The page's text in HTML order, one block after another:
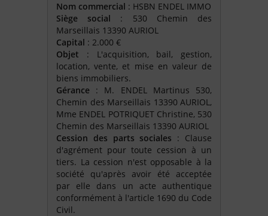
Nom commercial : HSBN ENDEL IMMO
Siège social : 530 Chemin des
Marseillais 13390 AURIOL
Capital : 2.000 €
Objet : L'acquisition, bail, gestion,
location, vente, et mise en valeur de
biens immobiliers.
Gérance : M. ENDEL Martinus 530,
Chemin des Marseillais 13390 AURIOL,
Mme ENDEL POTRIQUET Christine, 530
Chemin des Marseillais 13390 AURIOL
Cession des parts sociales : Clause
d'agrément pour toute cession à un
tiers. La cession n'est opposable à la
société qu'après avoir été acceptée
par elle dans un acte authentique
conformément à l'article 1690 du Code
Civil.